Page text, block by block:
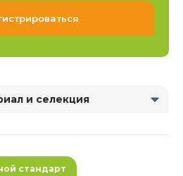
и селекция
стандарт